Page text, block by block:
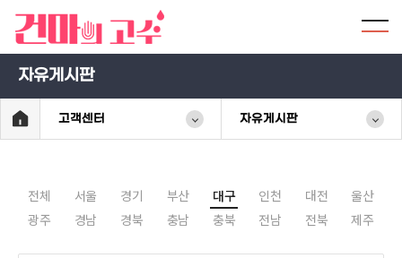
자유게시판
고객센터 자유게시판
전체 서울 경기 부산 대구 인천 대전
울산
광주
경남 경북 충남 충북 전남 전북 제주